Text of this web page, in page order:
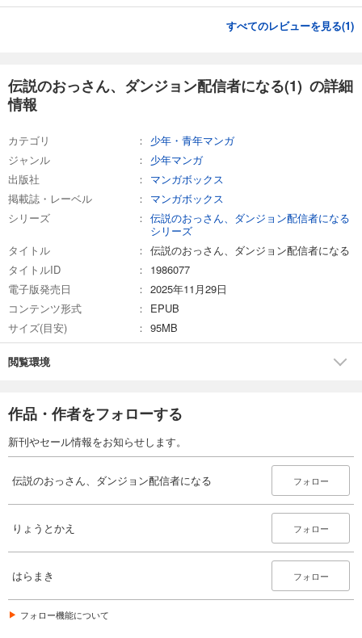
すべてのレビューを見る(1)
伝説のおっさん、ダンジョン配信者になる(1) の詳細
情報
カテゴリ
少年・青年マンガ
ジャンル
少年マンガ
出版社
マンガボックス
掲載誌・レーベル
マンガボックス
シリーズ
伝説のおっさん、ダンジョン配信者になる
シリーズ
タイトル
伝説のおっさん、ダンジョン配信者になる
タイトルID
1986077
電子版発売日
2025年11月29日
コンテンツ形式
EPUB
サイズ(目安)
95MB
閲覧環境
作品・作者をフォローする
新刊やセール情報をお知らせします。
伝説のおっさん、ダンジョン配信者になる フォロー
りょうとかえ フォロー
はらまき フォロー
フォロー機能について